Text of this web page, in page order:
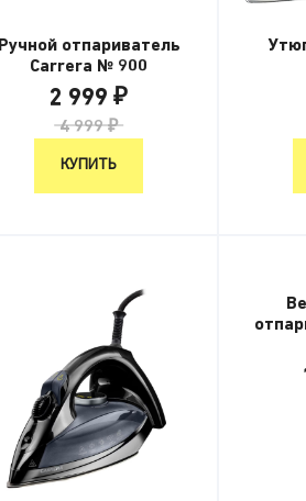
Ручной отпариватель
Carrera № 900
2 999 ₽
4 999 ₽
КУПИТЬ